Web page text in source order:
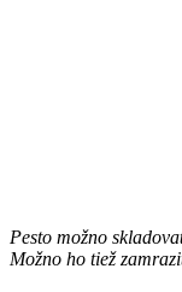
Pesto možno
Možno ho tiež